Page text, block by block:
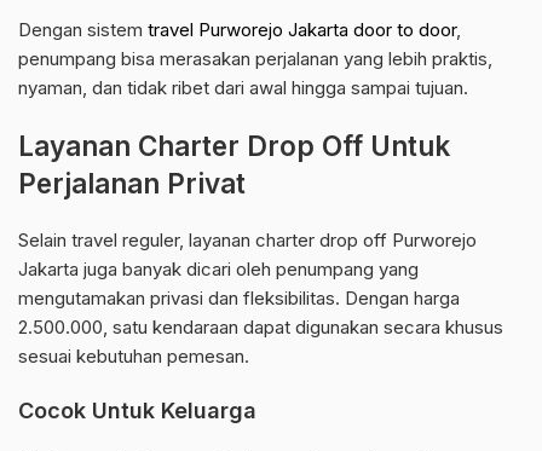
Dengan sistem travel Purworejo Jakarta door to door,
penumpang bisa merasakan perjalanan yang lebih praktis,
nyaman, dan tidak ribet dari awal hingga sampai tujuan.
Layanan Charter Drop Off Untuk
Perjalanan Privat
Selain travel reguler, layanan charter drop off Purworejo
Jakarta juga banyak dicari oleh penumpang yang
mengutamakan privasi dan fleksibilitas. Dengan harga
2.500.000, satu kendaraan dapat digunakan secara khusus
sesuai kebutuhan pemesan.
Cocok Untuk Keluarga